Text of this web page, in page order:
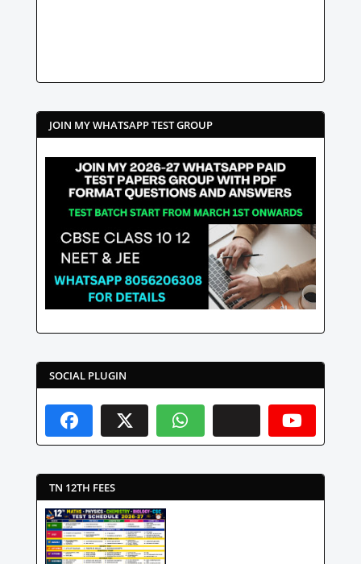
JOIN MY WHATSAPP TEST GROUP
SOCIAL PLUGIN
TN 12TH FEES